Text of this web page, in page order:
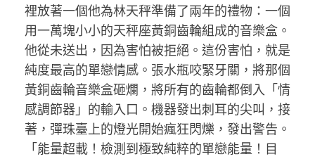
裡放著一個他為林天秤準備了兩年的禮物：一個
用一萬塊小小的天秤座黃銅齒輪組成的音樂盒。
他從未送出，因為害怕被拒絕。這份害怕，就是
純度最高的單戀情感。張水瓶咬緊牙關，將那個
黃銅齒輪音樂盒砸爛，將所有的齒輪都倒入「情
感調節器」的輸入口。機器發出刺耳的尖叫，接
著，彈珠臺上的燈光開始瘋狂閃爍，發出警告。
「能量超載！檢測到極致純粹的單戀能量！目